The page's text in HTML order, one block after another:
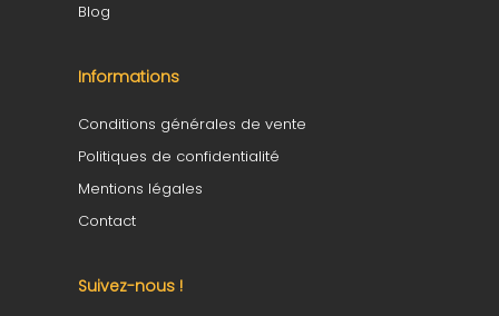
Blog
Informations
Conditions générales de vente
Politiques de confidentialité
Mentions légales
Contact
Suivez-nous !